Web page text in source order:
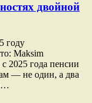
двойной
году
Maksim
2025 года пенсии
— не один, а два